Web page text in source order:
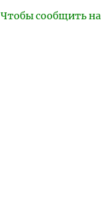
Чтобы сообщить